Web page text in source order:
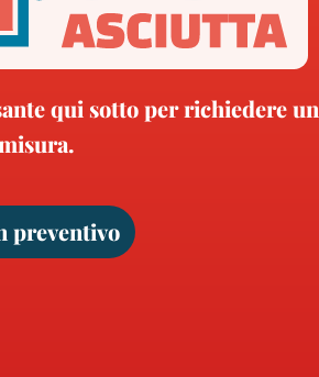
qui sotto per richiedere un
preventivo